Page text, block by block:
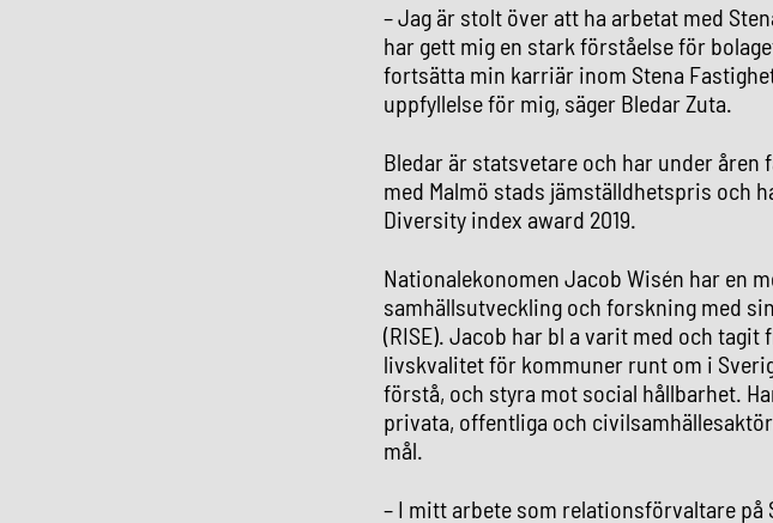
– Jag är stolt över att ha arbetat med
har gett mig en stark förståelse för
fortsätta min karriär inom Stena
uppfyllelse för mig, säger Bledar Zuta.
Bledar är statsvetare och har under åren
med Malmö stads jämställdhetspris och
Diversity index award 2019.
Nationalekonomen Jacob Wisén har en
samhällsutveckling och forskning med
(RISE). Jacob har bl a varit med och
livskvalitet för kommuner runt om i
förstå, och styra mot social hållbarhet.
privata, offentliga och
mål.
– I mitt arbete som relationsförvaltare på